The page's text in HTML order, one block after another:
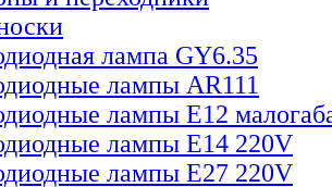
лампа GY6.35
лампы AR111
лампы E12
лампы E14 220V
лампы E27 220V